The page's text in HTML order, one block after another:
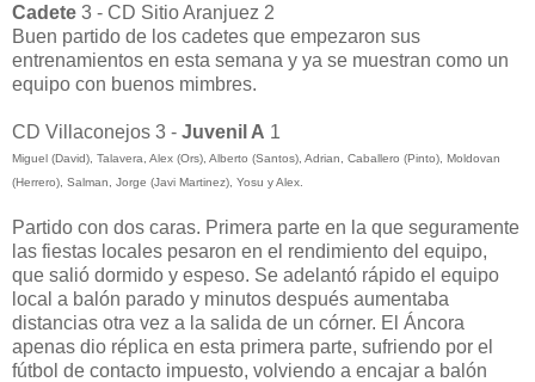
Cadete 3 - CD Sitio Aranjuez 2
Buen partido de los cadetes que empezaron sus
entrenamientos en esta semana y ya se muestran como un
equipo con buenos mimbres.
CD Villaconejos 3 - Juvenil A 1
Miguel (David), Talavera, Alex (Ors), Alberto (Santos), Adrian, Caballero (Pinto), Moldovan
(Herrero), Salman, Jorge (Javi Martinez), Yosu y Alex.
Partido con dos caras. Primera parte en la que seguramente
las fiestas locales pesaron en el rendimiento del equipo,
que salió dormido y espeso. Se adelantó rápido el equipo
local a balón parado y minutos después aumentaba
distancias otra vez a la salida de un córner. El Áncora
apenas dio réplica en esta primera parte, sufriendo por el
fútbol de contacto impuesto, volviendo a encajar a balón